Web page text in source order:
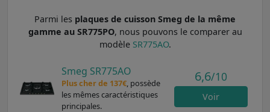
Parmi les plaques de cuisson Smeg de la même
gamme au SR775PO, nous pouvons le comparer au
modèle SR775AO.
Smeg SR775AO
Plus cher de 137€, possède
les mêmes caractéristiques
principales.
6,6/10
Voir